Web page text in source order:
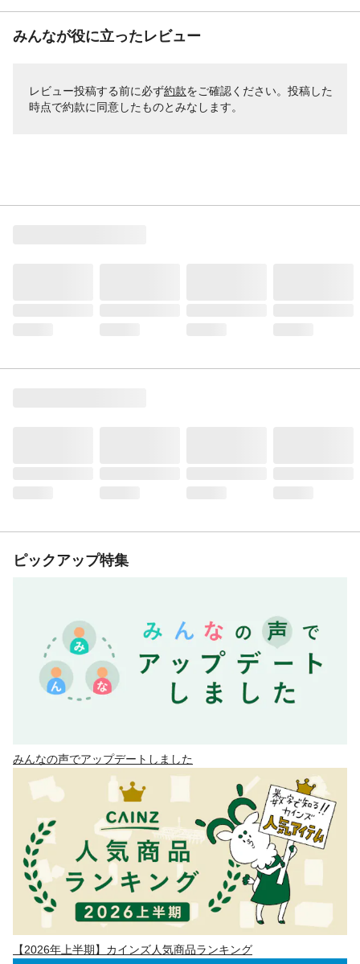
みんなが役に立ったレビュー
レビュー投稿する前に必ず約款をご確認ください。投稿した
時点で約款に同意したものとみなします。
ピックアップ特集
みんなの声でアップデートしました
【2026年上半期】カインズ人気商品ランキング